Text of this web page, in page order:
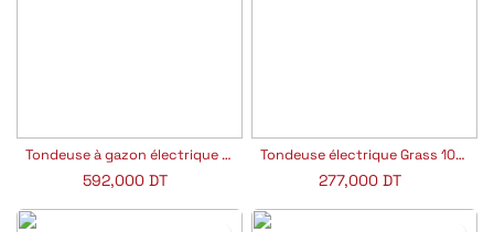
Tondeuse à gazon électrique Grass 300LE GARLAND
592,000 DT
Tondeuse électrique Grass 100LE GARLAND
277,000 DT